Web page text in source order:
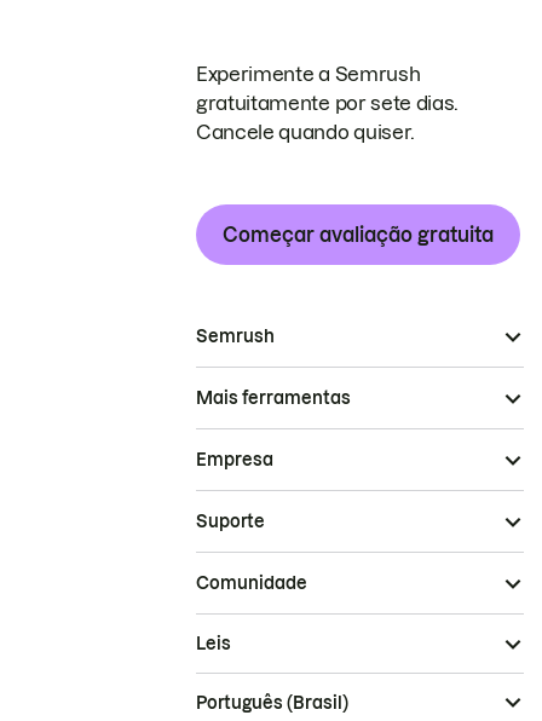
Experimente a Semrush
gratuitamente por sete dias.
Cancele quando quiser.
Começar avaliação gratuita
Semrush
Mais ferramentas
Empresa
Suporte
Comunidade
Leis
Português (Brasil)